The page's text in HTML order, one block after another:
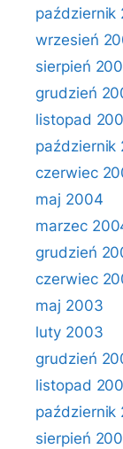
październik
wrzesień
sierpień
grudzień
listopad
październik
czerwiec
maj 2004
marzec
grudzień
czerwiec
maj 2003
luty 2003
grudzień
listopad
październik
sierpień